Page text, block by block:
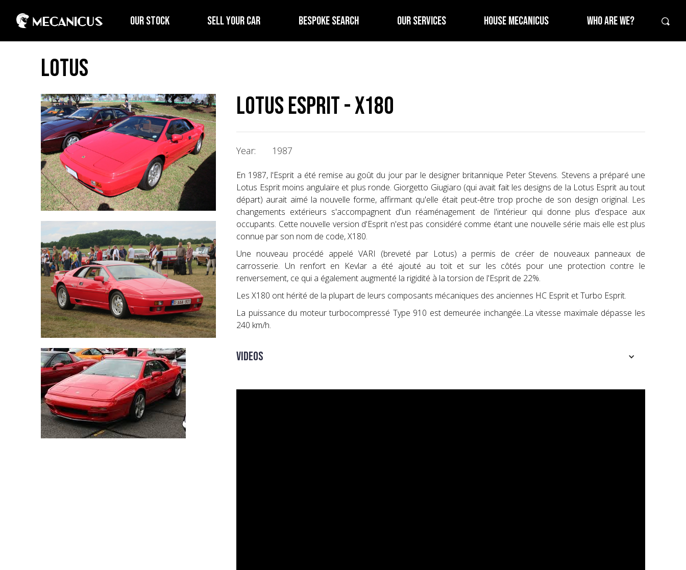
OUR STOCK SELL YOUR CAR BESPOKE SEARCH OUR SERVICES HOUSE MECANICUS WHO ARE WE?
Lotus
Lotus Esprit - X180
Year: 1987
En 1987, l'Esprit a été remise au goût du jour par le designer britannique Peter Stevens. Stevens a préparé une
Lotus Esprit moins angulaire et plus ronde. Giorgetto Giugiaro (qui avait fait les designs de la Lotus Esprit au tout
départ) aurait aimé la nouvelle forme, affirmant qu'elle était peut-être trop proche de son design original. Les
changements extérieurs s'accompagnent d'un réaménagement de l'intérieur qui donne plus d'espace aux
occupants. Cette nouvelle version d'Esprit n'est pas considéré comme étant une nouvelle série mais elle est plus
connue par son nom de code, X180.
Une nouveau procédé appelé VARI (breveté par Lotus) a permis de créer de nouveaux panneaux de
carrosserie. Un renfort en Kevlar a été ajouté au toit et sur les côtés pour une protection contre le
renversement, ce qui a également augmenté la rigidité à la torsion de l'Esprit de 22%.
Les X180 ont hérité de la plupart de leurs composants mécaniques des anciennes HC Esprit et Turbo Esprit.
La puissance du moteur turbocompressé Type 910 est demeurée inchangée..La vitesse maximale dépasse les
240 km/h.
Videos